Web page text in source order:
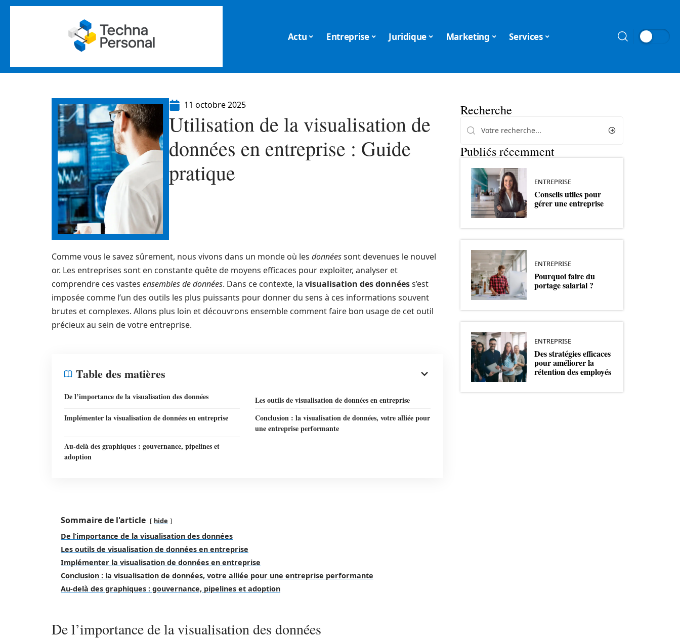
Actu Entreprise Juridique Marketing Services
11 octobre 2025
Utilisation de la visualisation de
données en entreprise : Guide
pratique
Comme vous le savez sûrement, nous vivons dans un monde où les donnéessont devenues le nouvel
or. Les entreprises sont en constante quête de moyens efficaces pour exploiter, analyser et
comprendre ces vastes ensembles de données. Dans ce contexte, la visualisation des donnéess’est
imposée comme l’un des outils les plus puissants pour donner du sens à ces informations souvent
brutes et complexes. Allons plus loin et découvrons ensemble comment faire bon usage de cet outil
précieux au sein de votre entreprise.
Table des matières
De l’importance de la visualisation des données
Les outils de visualisation de données en entreprise
Implémenter la visualisation de données en entreprise
Conclusion : la visualisation de données, votre alliée pour
une entreprise performante
Au‑delà des graphiques : gouvernance, pipelines et
adoption
Sommaire de l'article hide
De l’importance de la visualisation des données
Les outils de visualisation de données en entreprise
Implémenter la visualisation de données en entreprise
Conclusion : la visualisation de données, votre alliée pour une entreprise performante
Au‑delà des graphiques : gouvernance, pipelines et adoption
De l’importance de la visualisation des données
Recherche
Publiés récemment
ENTREPRISE
Conseils utiles pour
gérer une entreprise
ENTREPRISE
Pourquoi faire du
portage salarial ?
ENTREPRISE
Des stratégies efficaces
pour améliorer la
rétention des employés